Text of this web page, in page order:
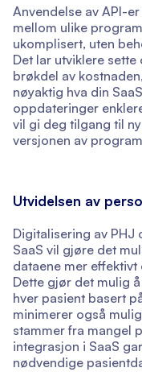
Anvendelse av API-
mellom ulike
ukomplisert, uten
Det lar utviklere
brøkdel av
nøyaktig hva din
oppdateringer
vil gi deg tilgang til
versjonen av
Utvidelsen av
Digitalisering av PHJ
SaaS vil gjøre det
dataene mer
Dette gjør det mulig
hver pasient basert
minimerer også
stammer fra mangel
integrasjon i SaaS
nødvendige